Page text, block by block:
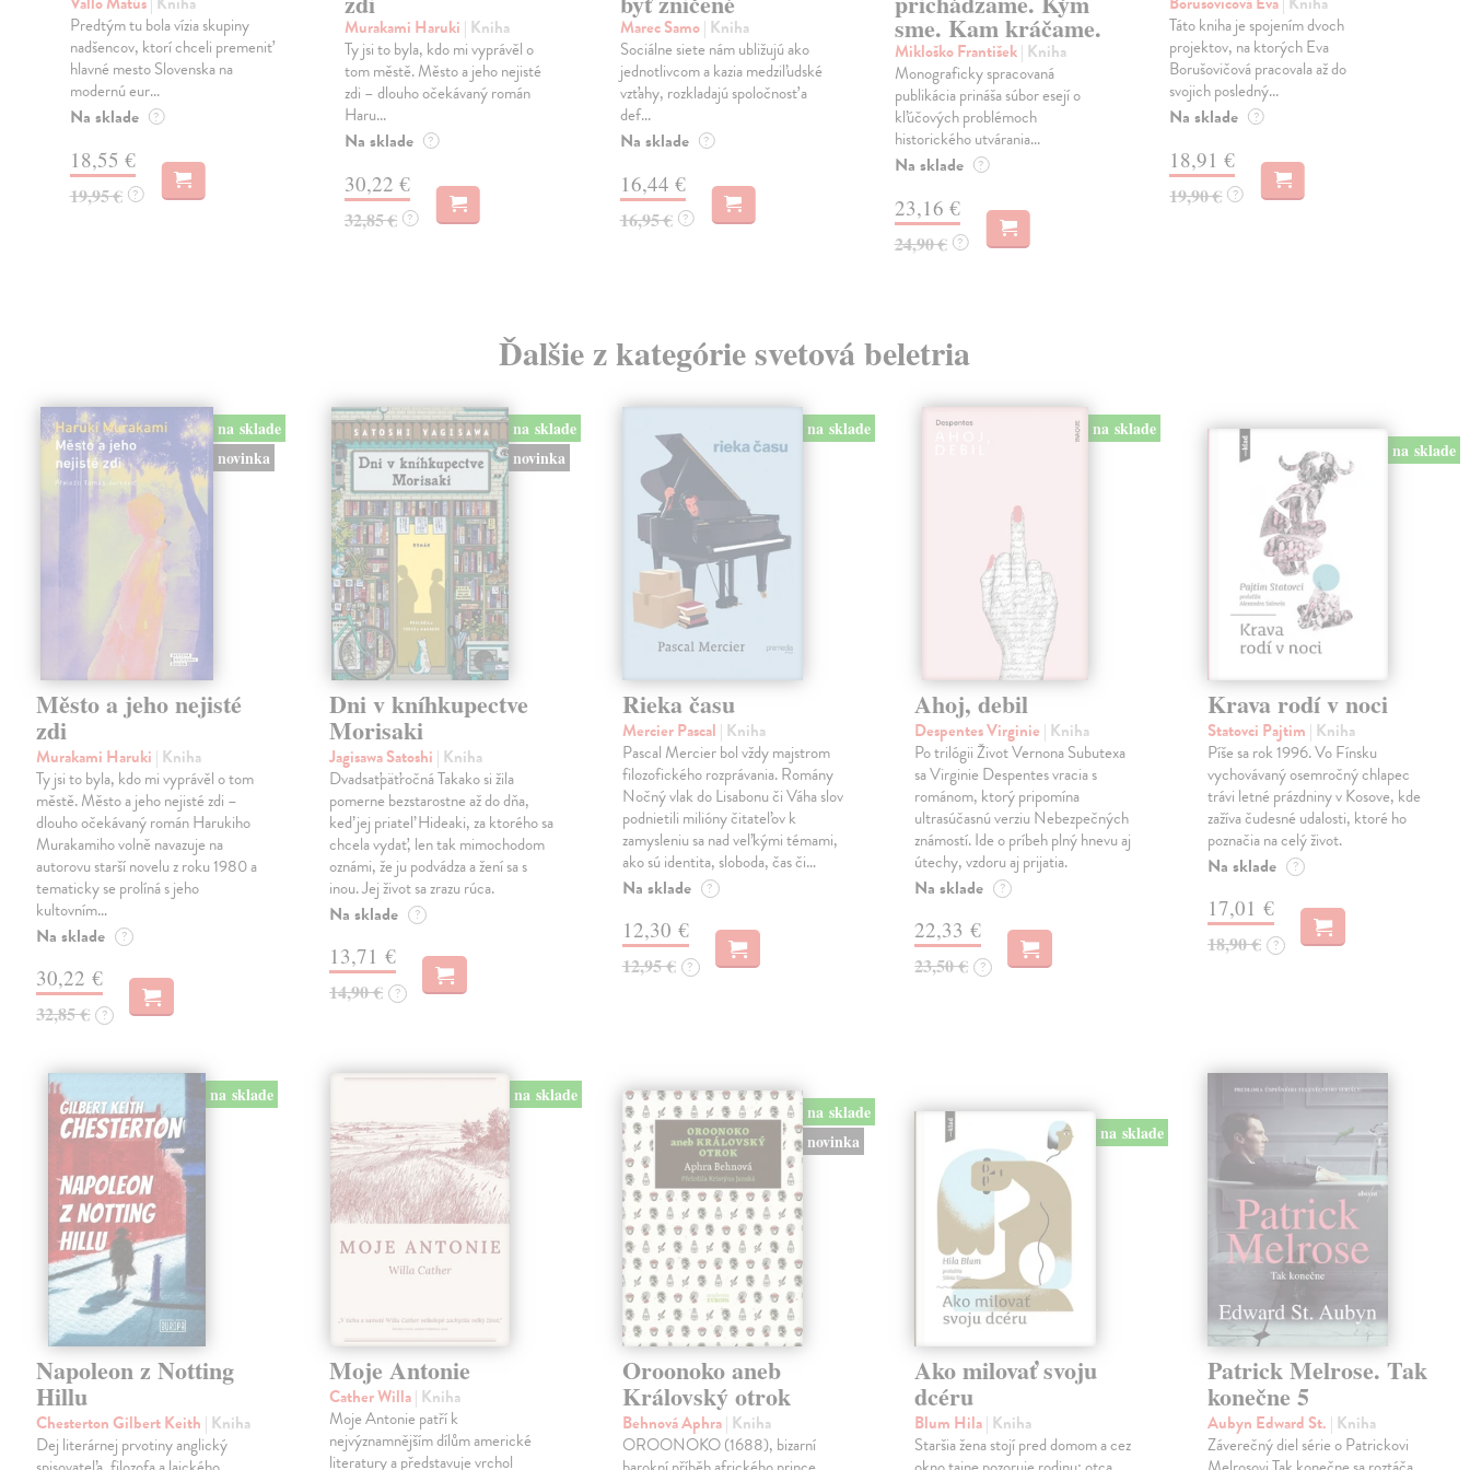
Predtým tu bola vízia skupiny
nadšencov, ktorí chceli premeniť
hlavné mesto Slovenska na
modernú eur...
Na sklade ?
18,55 €
19,95 € ?
Murakami Haruki | Kniha
Ty jsi to byla, kdo mi vyprávěl o
tom městě. Město a jeho nejisté
zdi – dlouho očekávaný román
Haru...
Na sklade ?
30,22 €
32,85 € ?
Marec Samo| Kniha
Sociálne siete nám ubližujú ako
jednotlivcom a kazia medziľudské
vzťahy, rozkladajú spoločnosť a
def...
Na sklade ?
16,44 €
16,95 € ?
sme. Kam kráčame.
Mikloško František| Kniha
Monograficky spracovaná
publikácia prináša súbor esejí o
kľúčových problémoch
historického utvárania...
Na sklade ?
23,16 €
24,90 € ?
Táto kniha je spojením dvoch
projektov, na ktorých Eva
Borušovičová pracovala až do
svojich posledný...
Na sklade ?
18,91 €
19,90 € ?
Ďalšie z kategórie svetová beletria
na sklade
novinka
Město a jeho nejisté
zdi
Murakami Haruki | Kniha
Ty jsi to byla, kdo mi vyprávěl o tom
městě. Město a jeho nejisté zdi –
dlouho očekávaný román Harukiho
Murakamiho volně navazuje na
autorovu starší novelu z roku 1980 a
tematicky se prolíná s jeho
kultovním…
Na sklade ?
30,22 €
32,85 € ?
na sklade
novinka
Dni v kníhkupectve
Morisaki
Jagisawa Satoshi | Kniha
Dvadsaťpäťročná Takako si žila
pomerne bezstarostne až do dňa,
keď jej priateľ Hideaki, za ktorého sa
chcela vydať, len tak mimochodom
oznámi, že ju podvádza a žení sa s
inou. Jej život sa zrazu rúca.
Na sklade ?
13,71 €
14,90 € ?
na sklade
Rieka času
Mercier Pascal | Kniha
Pascal Mercier bol vždy majstrom
filozofického rozprávania. Romány
Nočný vlak do Lisabonu či Váha slov
podnietili milióny čitateľov k
zamysleniu sa nad veľkými témami,
ako sú identita, sloboda, čas či…
Na sklade ?
12,30 €
12,95 € ?
na sklade
Ahoj, debil
Despentes Virginie | Kniha
Po trilógii Život Vernona Subutexa
sa Virginie Despentes vracia s
románom, ktorý pripomína
ultrasúčasnú verziu Nebezpečných
známostí. Ide o príbeh plný hnevu aj
útechy, vzdoru aj prijatia.
Na sklade ?
22,33 €
23,50 € ?
na sklade
Krava rodí v noci
Statovci Pajtim | Kniha
Píše sa rok 1996. Vo Fínsku
vychovávaný osemročný chlapec
trávi letné prázdniny v Kosove, kde
zažíva čudesné udalosti, ktoré ho
poznačia na celý život.
Na sklade ?
17,01 €
18,90 € ?
na sklade
Napoleon z Notting
Hillu
Chesterton Gilbert Keith | Kniha
Dej literárnej prvotiny anglický
na sklade
Moje Antonie
Cather Willa| Kniha
Moje Antonie patří k
nejvýznamnějším dílům americké
literatury a představuje vrchol
na sklade
novinka
Oroonoko aneb
Královský otrok
Behnová Aphra| Kniha
OROONOKO (1688), bizarní
na sklade
Ako milovať svoju
dcéru
Blum Hila| Kniha
Staršia žena stojí pred domom a cez
Patrick Melrose. Tak
konečne 5
Aubyn Edward St. | Kniha
Záverečný diel série o Patrickovi